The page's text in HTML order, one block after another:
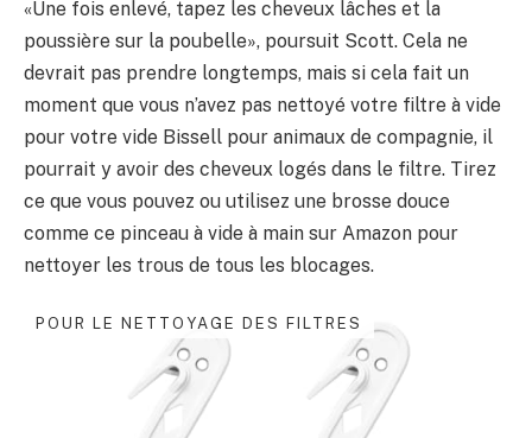
«Une fois enlevé, tapez les cheveux lâches et la
poussière sur la poubelle», poursuit Scott. Cela ne
devrait pas prendre longtemps, mais si cela fait un
moment que vous n’avez pas nettoyé votre filtre à vide
pour votre vide Bissell pour animaux de compagnie, il
pourrait y avoir des cheveux logés dans le filtre. Tirez
ce que vous pouvez ou utilisez une brosse douce
comme ce pinceau à vide à main sur Amazon pour
nettoyer les trous de tous les blocages.
POUR LE NETTOYAGE DES FILTRES